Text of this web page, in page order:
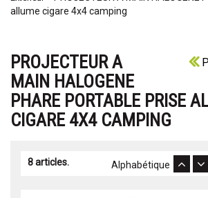
allume cigare 4x4 camping
PROJECTEUR A
MAIN HALOGENE
PHARE PORTABLE PRISE
CIGARE 4X4 CAMPING
8 articles. Alphabétique